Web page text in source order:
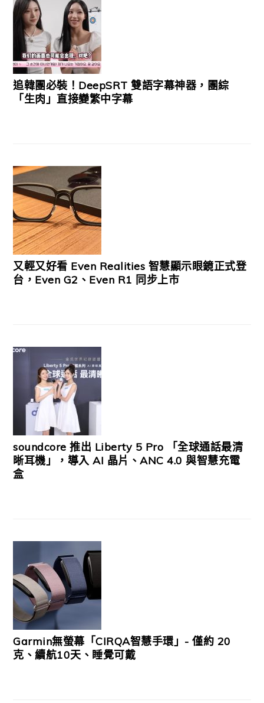
追韓團必裝！DeepSRT 雙語字幕神器，團綜
「生肉」直接變繁中字幕
又輕又好看 Even Realities 智慧顯示眼鏡正式登
台，Even G2、Even R1 同步上市
soundcore 推出 Liberty 5 Pro 「全球通話最清
晰耳機」，導入 AI 晶片、ANC 4.0 與智慧充電
盒
Garmin無螢幕「CIRQA智慧手環」- 僅約 20
克、續航10天、睡覺可戴